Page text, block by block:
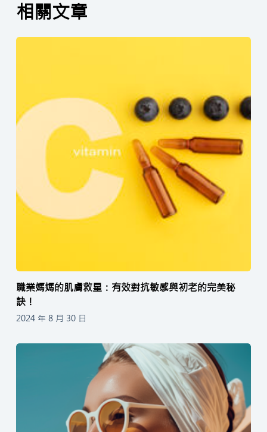
相關文章
職業媽媽的肌膚救星：有效對抗敏感與初老的完美秘
訣！
2024 年 8 月 30 日